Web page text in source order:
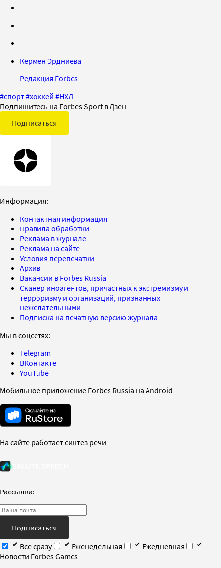
Кермен Эрдниева
Редакция Forbes
#спорт#хоккей #НХЛ
Подпишитесь на Forbes Sport в Дзен
Подписаться
Информация:
Контактная информация
Правила обработки
Реклама в журнале
Реклама на сайте
Условия перепечатки
Архив
Вакансии в Forbes Russia
Сканер иноагентов, причастных к экстремизму и
терроризму и организаций, признанных
нежелательными
Подписка на печатную версию журнала
Мы в соцсетях:
Telegram
ВКонтакте
YouTube
Мобильное приложение Forbes Russia на Android
На сайте работает синтез речи
Рассылка:
Подписаться
Все сразу
Еженедельная
Ежедневная
Новости Forbes Games